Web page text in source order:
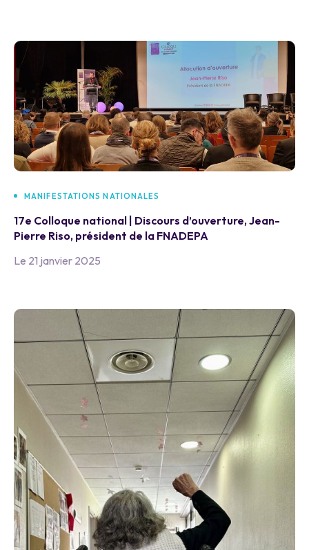
MANIFESTATIONS NATIONALES
17e Colloque national | Discours d’ouverture, Jean-
Pierre Riso, président de la FNADEPA
Le 21 janvier 2025